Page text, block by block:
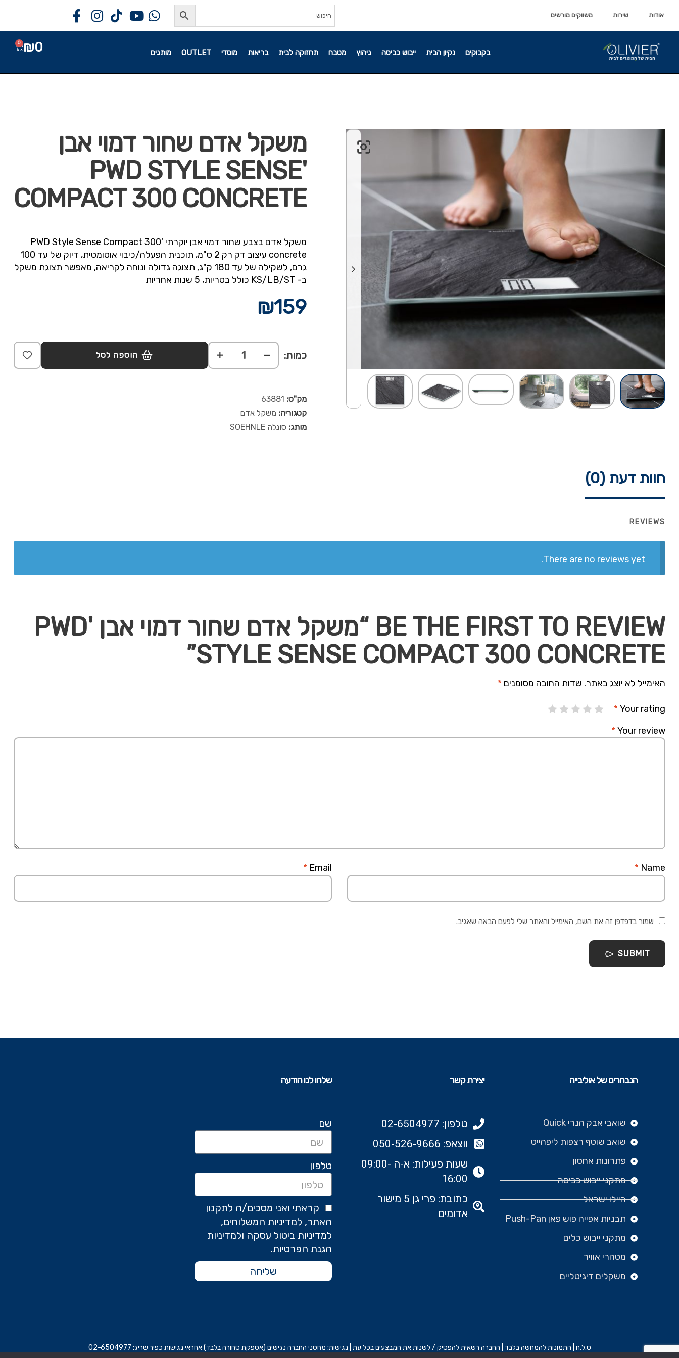
אודות שירות משווקים מורשים
בקבוקים נקיון הבית ייבוש כביסה גיהוץ מטבח תחזוקה לבית בריאות מוסדי OUTLET מותגים ₪0
0
משקל אדם שחור דמוי אבן
'PWD STYLE SENSE
COMPACT 300 CONCRETE
משקל אדם בצבע שחור דמוי אבן יוקרתי 'PWD Style Sense Compact 300
concrete עיצוב דק רק 2 ס"מ, תוכנית הפעלה/כיבוי אוטומטית, דיוק של עד 100
גרם, לשקילה של עד 180 ק"ג, תצוגה גדולה ונוחה לקריאה, מאפשר תצוגת משקל
ב- KS/LB/ST כולל בטריות, 5 שנות אחריות
₪159
כמות: הוספה לסל
מק"ט: 63881
קטגוריה: משקל אדם
מותג: סונלה SOEHNLE
חוות דעת (0)
REVIEWS
There are no reviews yet.
BE THE FIRST TO REVIEW “משקל אדם שחור דמוי אבן 'PWD
STYLE SENSE COMPACT 300 CONCRETE”
האימייל לא יוצג באתר. שדות החובה מסומנים *
Your rating
*
Your review
*
Name
*
Email
*
שמור בדפדפן זה את השם, האימייל והאתר שלי לפעם הבאה שאגיב.
SUBMIT
הנבחרים של אוליבייה
שואבי אבק הנרי Quick
שואב שוטף רצפות ליפהייט
פתרונות אחסון
מתקני ייבוש כביסה
היילו ישראל
תבניות אפייה פוש פאן Push-Pan
מתקני ייבוש כלים
מטהרי אוויר
משקלים דיגיטליים
יצירת קשר
טלפון: 02-6504977
ווצאפ: 050-526-9666‬
שעות פעילות: א-ה 09:00-
16:00
כתובת: פרי גן 5 מישור
אדומים
שלחו לנו הודעה
שם
טלפון
קראתי ואני מסכים/ה לתקנון
האתר, למדיניות המשלוחים,
למדיניות ביטול עסקה ולמדיניות
הגנת הפרטיות.
שליחה
ט.ל.ח | התמונות להמחשה בלבד | החברה רשאית להפסיק / לשנות את המבצעים בכל עת | נגישות: מחסני החברה נגישים (אספקת סחורה בלבד) אחראי נגישות כפיר שריג: 02-6504977